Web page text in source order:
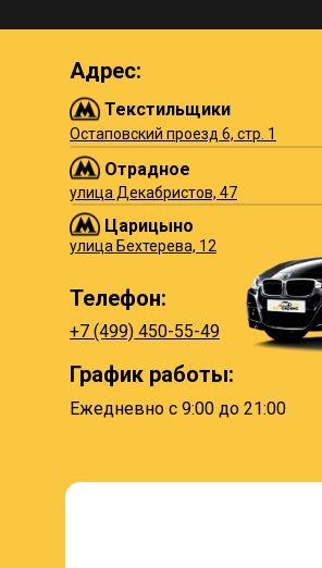
Адрес:
улица Декабристов, 47
Остаповский проезд 6, стр. 1
Текстильщики
Телефон:
+7 (499) 450-55-49
График работы:
Отрадное
Ежедневно с 9:00 до 21:00
улица Бехтерева, 12
Царицыно